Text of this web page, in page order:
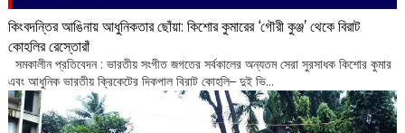
কিংবদন্তির আঙিনায় আধুনিকতার ছোঁয়া: কিশোর কুমারের ‘গৌরী কুঞ্জ’ থেকে বিরাট
কোহলির রেস্তোরাঁ
‌ সমকালীন প্রতিবেদন : ভারতীয় সংগীত জগতের সর্বকালের অন্যতম সেরা সুরসাধক কিশোর কুমার
এবং আধুনিক ভারতীয় ক্রিকেটের দিকপাল বিরাট কোহলি– ‌দুই ভি...